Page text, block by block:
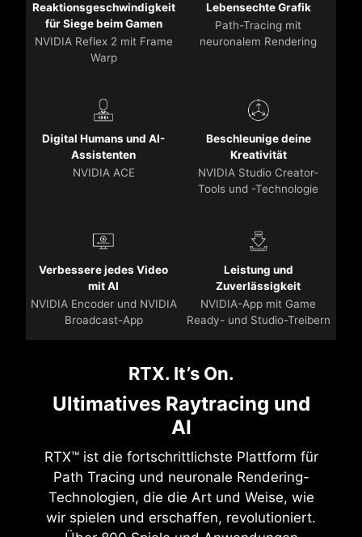
Reaktionsgeschwindigkeit
für Siege beim Gamen
NVIDIA Reflex 2 mit Frame
Warp
Lebensechte Grafik
Path-Tracing mit
neuronalem Rendering
Digital Humans und AI-
Assistenten
NVIDIA ACE
Beschleunige deine
Kreativität
NVIDIA Studio Creator-
Tools und -Technologie
Verbessere jedes Video
mit AI
NVIDIA Encoder und NVIDIA
Broadcast-App
Leistung und
Zuverlässigkeit
NVIDIA-App mit Game
Ready- und Studio-Treibern
RTX. It’s On.
Ultimatives Raytracing und
AI
RTX™ ist die fortschrittlichste Plattform für
Path Tracing und neuronale Rendering-
Technologien, die die Art und Weise, wie
wir spielen und erschaffen, revolutioniert.